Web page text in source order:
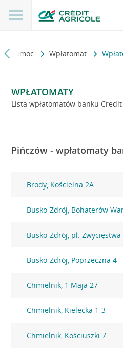
i pomoc Wpłatomat
WPŁATOMATY
Lista wpłatomatów banku
Pińczów - wpłatomaty
Brody, Kościelna 2A
Busko-Zdrój, Bohaterów
Busko-Zdrój, pl. Zwycięstwa
Busko-Zdrój, Poprzeczna 4
Chmielnik, 1 Maja 27
Chmielnik, Kielecka 1-3
Chmielnik, Kościuszki 7